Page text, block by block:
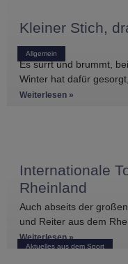
Allgemein
Kleiner Stich,
Es surrt und brummt,
Winter hat dafür
Weiterlesen »
Aktuelles aus dem Sport
Internationale
Rheinland
Auch abseits der
und Reiter aus dem
Wochenende
Weiterlesen »